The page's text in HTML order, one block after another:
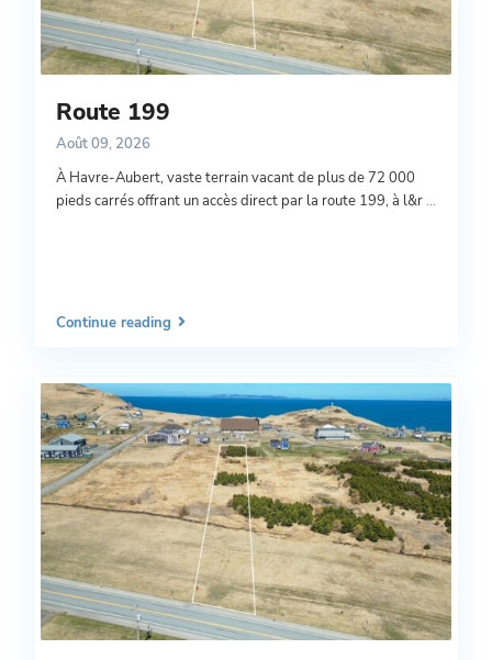
Route 199
Août 09, 2026
À Havre-Aubert, vaste terrain vacant de plus de 72 000
pieds carrés offrant un accès direct par la route 199, à l&r...
Continue reading